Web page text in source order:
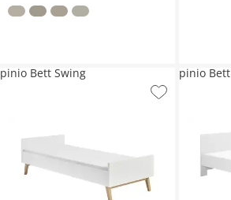
pinio Bett Swing pinio Bett